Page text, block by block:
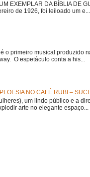
EXEMPLAR DA BÍBLIA DE
de 1926, foi leiloado um e...
primeiro musical produzido
O espetáculo conta a his...
NO CAFÉ RUBI –
um lindo público e a
arte no elegante espaço...